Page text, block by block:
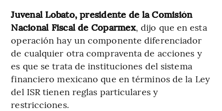
Juvenal Lobato, presidente de la Comisión
Nacional Fiscal de Coparmex, dijo que en esta
operación hay un componente diferenciador
de cualquier otra compraventa de acciones y
es que se trata de instituciones del sistema
financiero mexicano que en términos de la Ley
del ISR tienen reglas particulares y
restricciones.